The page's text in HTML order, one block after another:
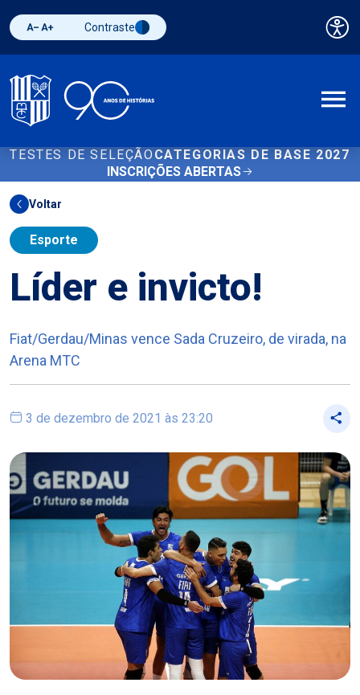
Diminuir fonte
Aumentar fonteAlternar contraste
Contraste
TESTES DE SELEÇÃO CATEGORIAS DE BASE 2027
INSCRIÇÕES ABERTAS
Voltar
Esporte
Líder e invicto!
Fiat/Gerdau/Minas vence Sada Cruzeiro, de virada, na
Arena MTC
3 de dezembro de 2021 às 23:20